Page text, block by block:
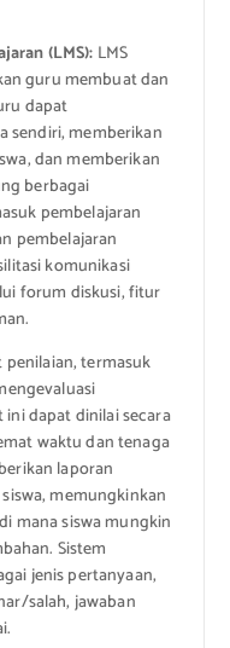
(LMS): LMS
guru membuat dan
dapat
sendiri, memberikan
dan memberikan
berbagai
pembelajaran
pembelajaran
komunikasi
forum diskusi, fitur
penilaian, termasuk
ini dapat dinilai secara
waktu dan tenaga
laporan
memungkinkan
mana siswa mungkin
Sistem
jenis pertanyaan,
salah, jawaban